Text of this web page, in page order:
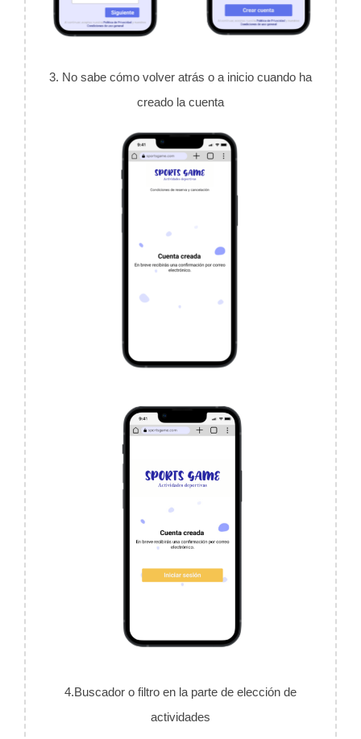
3. No sabe cómo volver atrás o a inicio cuando ha
creado la cuenta
4.Buscador o filtro en la parte de elección de
actividades